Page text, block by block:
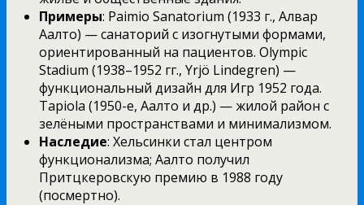
Примеры: Paimio Sanatorium (1933 г., Алвар
Аалто) — санаторий с изогнутыми формами,
ориентированный на пациентов. Olympic
Stadium (1938–1952 гг., Yrjö Lindegren) —
функциональный дизайн для Игр 1952 года.
Tapiola (1950-е, Аалто и др.) — жилой район с
зелёными пространствами и минимализмом.
Наследие: Хельсинки стал центром
функционализма; Аалто получил
Притцкеровскую премию в 1988 году
(посмертно).